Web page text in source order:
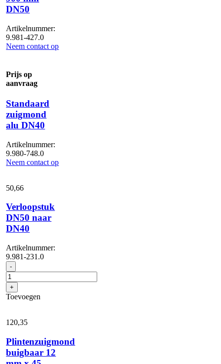
DN50
Artikelnummer:
9.981-427.0
Neem contact op
Prijs op
aanvraag
Standaard
zuigmond
alu DN40
Artikelnummer:
9.980-748.0
Neem contact op
50,66
Verloopstuk
DN50 naar
DN40
Artikelnummer:
9.981-231.0
- Verloopstuk
DN50
naar
DN40
aantal
+
Toevoegen
120,35
Plintenzuigmond
buigbaar 12